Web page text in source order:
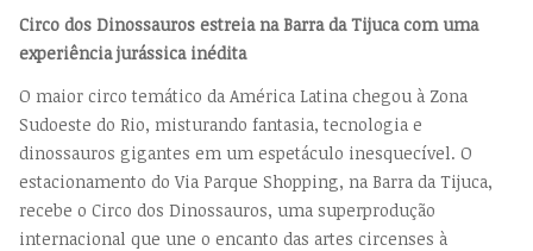
Circo dos Dinossauros estreia na Barra da Tijuca com uma
experiência jurássica inédita
O maior circo temático da América Latina chegou à Zona
Sudoeste do Rio, misturando fantasia, tecnologia e
dinossauros gigantes em um espetáculo inesquecível. O
estacionamento do Via Parque Shopping, na Barra da Tijuca,
recebe o Circo dos Dinossauros, uma superprodução
internacional que une o encanto das artes circenses à